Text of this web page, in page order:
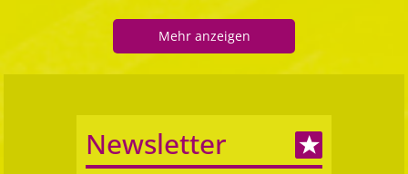
Mehr anzeigen
Newsletter